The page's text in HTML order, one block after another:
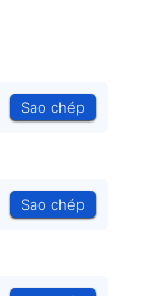
Sao chép
Sao chép